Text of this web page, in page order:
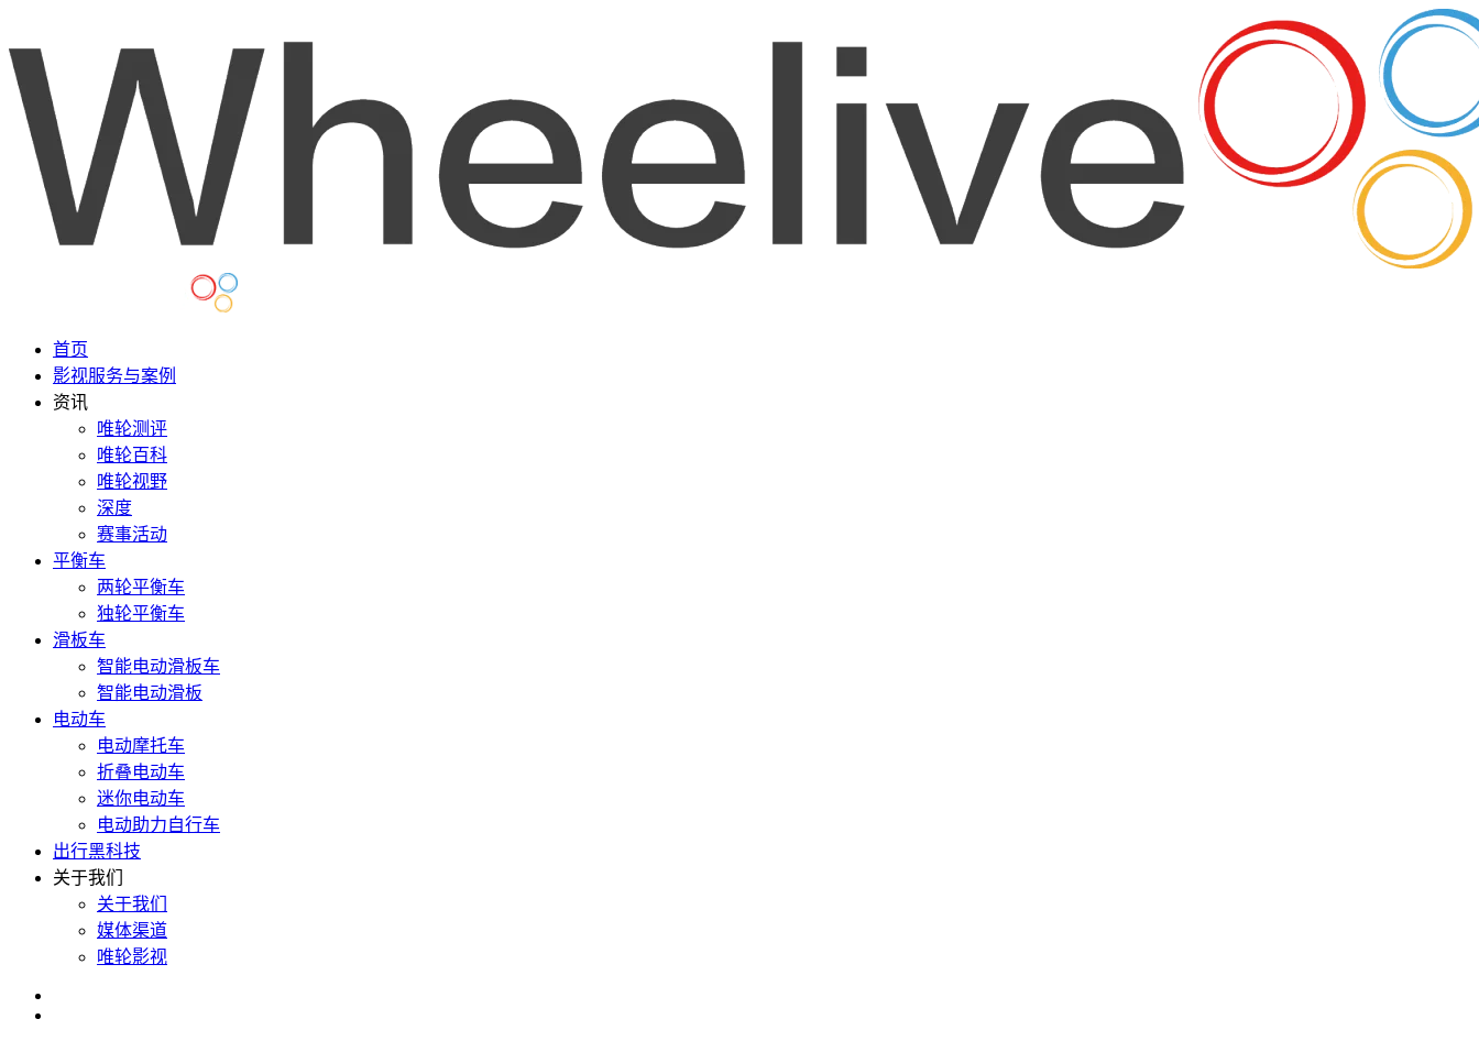
首页
影视服务与案例
资讯
唯轮测评
唯轮百科
唯轮视野
深度
赛事活动
平衡车
两轮平衡车
独轮平衡车
滑板车
智能电动滑板车
智能电动滑板
电动车
电动摩托车
折叠电动车
迷你电动车
电动助力自行车
出行黑科技
关于我们
关于我们
媒体渠道
唯轮影视